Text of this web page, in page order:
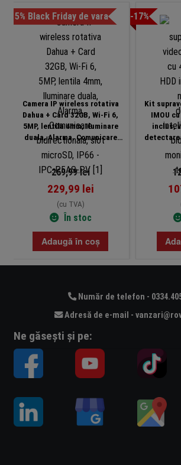
-15% Black Friday de vara
Camera IP wireless rotativa
Dahua + Card 32GB, Wi-Fi 6,
5MP, lentila 4mm, Iluminare
duala, Alarma, Comunicare
IP66 – IPC-P5AS-PV
269,99lei
229,99 lei
(cu TVA)
În stoc
Adaugă în coș
-17%
Kit
IMOU
inclus,
Număr de telefon -
Adresă de e-mail -
Ne găsești și pe: